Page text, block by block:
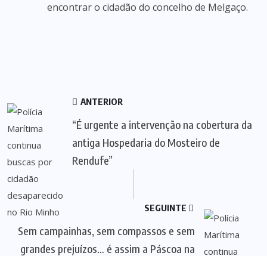
encontrar o cidadão do concelho de Melgaço.
ANTERIOR
“É urgente a intervenção na cobertura da
antiga Hospedaria do Mosteiro de
Rendufe”
SEGUINTE
Sem campainhas, sem compassos e sem
grandes prejuízos… é assim a Páscoa na